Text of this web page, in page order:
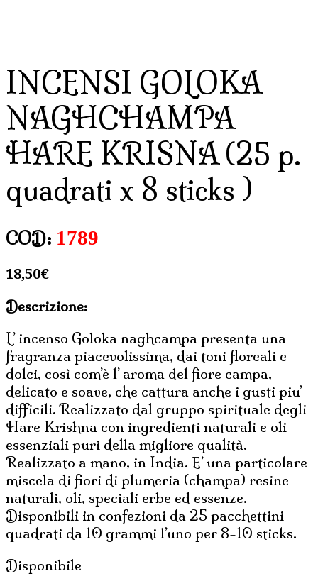
INCENSI GOLOKA
NAGHCHAMPA
HARE KRISNA (25 p.
quadrati x 8 sticks )
COD: 1789
18,50€
Descrizione:
L’ incenso Goloka naghcampa presenta una
fragranza piacevolissima, dai toni floreali e
dolci, così com’è l’ aroma del fiore campa,
delicato e soave, che cattura anche i gusti piu’
difficili. Realizzato dal gruppo spirituale degli
Hare Krishna con ingredienti naturali e oli
essenziali puri della migliore qualità.
Realizzato a mano, in India. E’ una particolare
miscela di fiori di plumeria (champa) resine
naturali, oli, speciali erbe ed essenze.
Disponibili in confezioni da 25 pacchettini
quadrati da 10 grammi l’uno per 8-10 sticks.
Disponibile